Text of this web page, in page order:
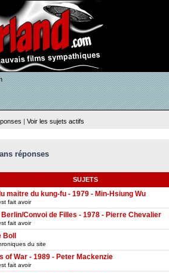
| Voir les sujets actifs
réponses
SUJETS
maitre du kung-fu - 1979 - Min-Hsiung Wu
fait avoir
Convoi de Filles - 1978 - Pierre Chevalier
fait avoir
du site
of War - 1989 - Peter Mackenzie
fait avoir